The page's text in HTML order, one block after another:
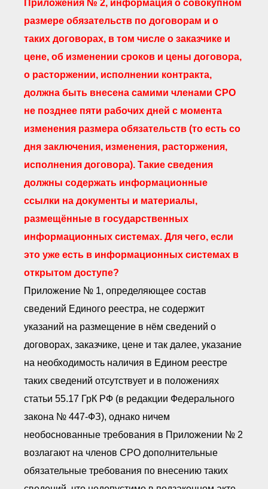
Приложения № 2, информация о совокупном
размере обязательств по договорам и о
таких договорах, в том числе о заказчике и
цене, об изменении сроков и цены договора,
о расторжении, исполнении контракта,
должна быть внесена самими членами СРО
не позднее пяти рабочих дней с момента
изменения размера обязательств (то есть со
дня заключения, изменения, расторжения,
исполнения договора). Такие сведения
должны содержать информационные
ссылки на документы и материалы,
размещённые в государственных
информационных системах. Для чего, если
это уже есть в информационных системах в
открытом доступе?
Приложение № 1, определяющее состав
сведений Единого реестра, не содержит
указаний на размещение в нём сведений о
договорах, заказчике, цене и так далее, указание
на необходимость наличия в Едином реестре
таких сведений отсутствует и в положениях
статьи 55.17 ГрК РФ (в редакции Федерального
закона № 447-ФЗ), однако ничем
необоснованные требования в Приложении № 2
возлагают на членов СРО дополнительные
обязательные требования по внесению таких